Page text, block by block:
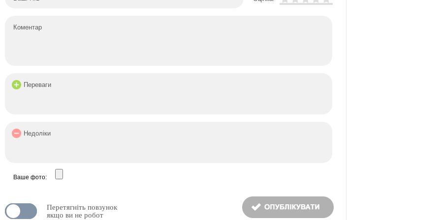
Ваше фото:
OFF
Перетягніть повзунок
якщо ви не робот